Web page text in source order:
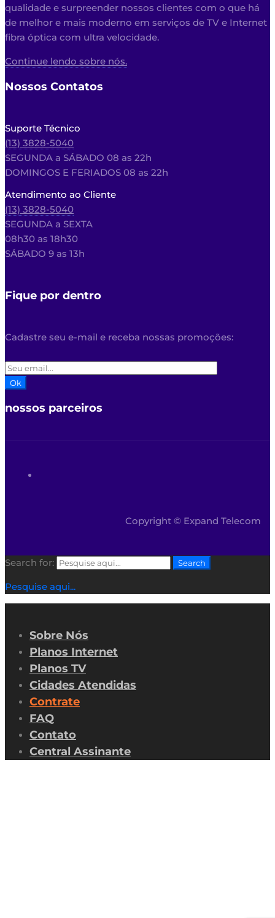
qualidade e surpreender nossos clientes com o que há
de melhor e mais moderno em serviços de TV e Internet
fibra óptica com ultra velocidade.
Continue lendo sobre nós.
Nossos Contatos
Suporte Técnico
(13) 3828-5040
SEGUNDA a SÁBADO 08 as 22h
DOMINGOS E FERIADOS 08 as 22h
Atendimento ao Cliente
(13) 3828-5040
SEGUNDA a SEXTA
08h30 as 18h30
SÁBADO 9 as 13h
Fique por dentro
Cadastre seu e-mail e receba nossas promoções:
Ok
nossos parceiros
Copyright © Expand Telecom
Search for: Search
Pesquise aqui...
Sobre Nós
Planos Internet
Planos TV
Cidades Atendidas
Contrate
FAQ
Contato
Central Assinante